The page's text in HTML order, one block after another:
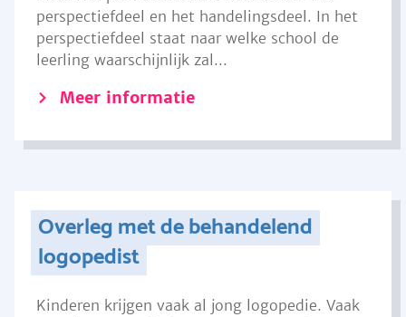
perspectiefdeel en het handelingsdeel. In het
perspectiefdeel staat naar welke school de
leerling waarschijnlijk zal...
Meer informatie
Overleg met de behandelend
logopedist
Kinderen krijgen vaak al jong logopedie. Vaak